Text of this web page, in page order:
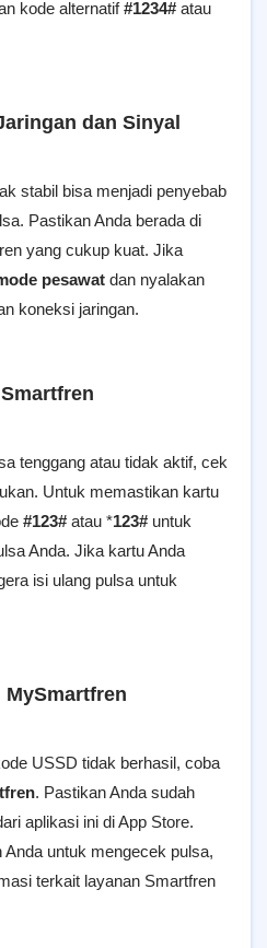
kode alternatif#1234# atau
dan Sinyal
stabil bisa menjadi penyebab
Pastikan Anda berada di
yang cukup kuat. Jika
pesawat dan nyalakan
koneksi jaringan.
tenggang atau tidak aktif, cek
Untuk memastikan kartu
#123# atau *123# untuk
Anda. Jika kartu Anda
isi ulang pulsa untuk
MySmartfren
USSD tidak berhasil, coba
. Pastikan Anda sudah
aplikasi ini di App Store.
untuk mengecek pulsa,
terkait layanan Smartfren